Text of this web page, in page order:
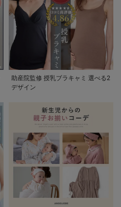
助産院監修 授乳ブラキャミ 選べる2
デザイン